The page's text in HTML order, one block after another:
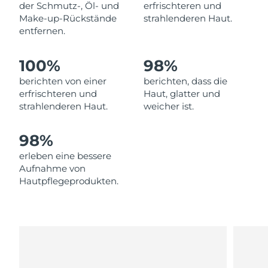
der Schmutz-, Öl- und
Make-up-Rückstände
entfernen.
erfrischteren und
strahlenderen Haut.
100%
berichten von einer
erfrischteren und
strahlenderen Haut.
98%
berichten, dass die
Haut, glatter und
weicher ist.
98%
erleben eine bessere
Aufnahme von
Hautpflegeprodukten.
Libanon
Erwartete Lieferung
10/08/2026
Luxemburg
Erwartete Lieferung
09/08/2026
Macau
Malaysia